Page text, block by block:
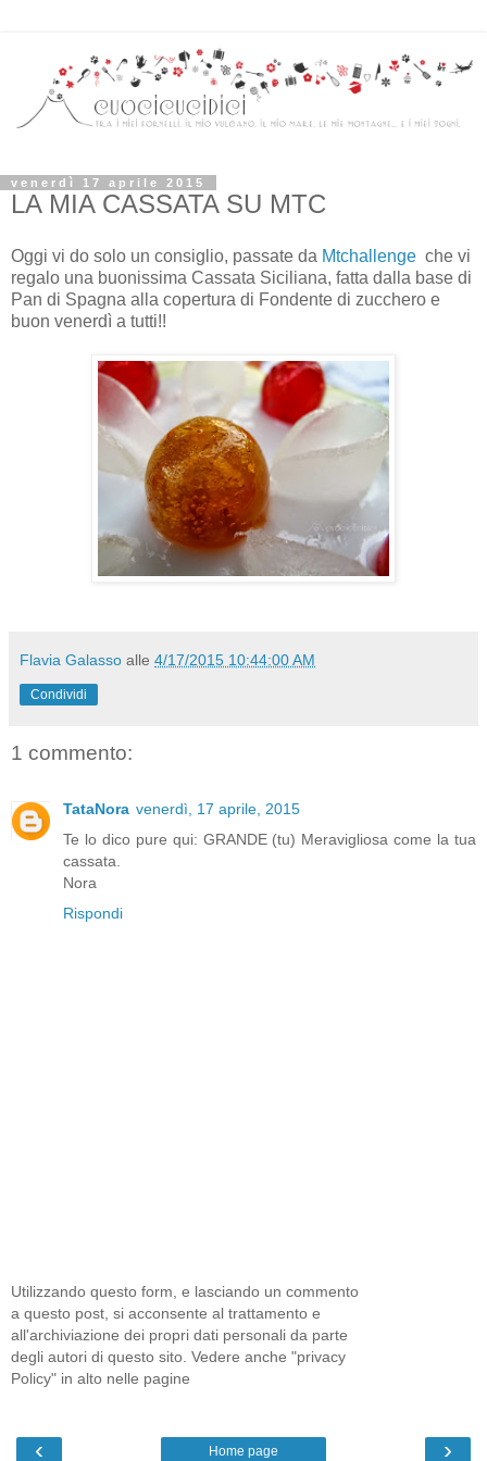
venerdì 17 aprile 2015
LA MIA CASSATA SU MTC
Oggi vi do solo un consiglio, passate da Mtchallenge che vi
regalo una buonissima Cassata Siciliana, fatta dalla base di
Pan di Spagna alla copertura di Fondente di zucchero e
buon venerdì a tutti!!
Flavia Galasso alle 4/17/2015 10:44:00 AM
Condividi
1 commento:
TataNora venerdì, 17 aprile, 2015
Te lo dico pure qui: GRANDE (tu) Meravigliosa come la tua
cassata.
Nora
Rispondi
Utilizzando questo form, e lasciando un commento
a questo post, si acconsente al trattamento e
all'archiviazione dei propri dati personali da parte
degli autori di questo sito. Vedere anche "privacy
Policy" in alto nelle pagine
‹ ›
Home page